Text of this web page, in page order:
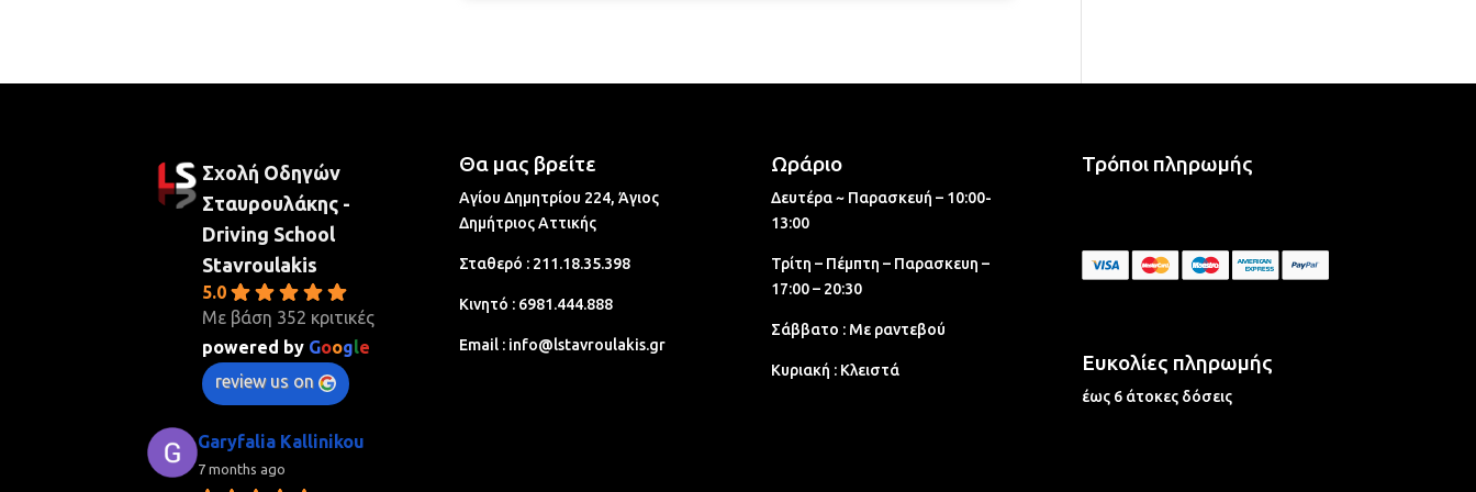
Σχολή Οδηγών
Σταυρουλάκης -
Driving School
Stavroulakis
5.0
Με βάση 352 κριτικές
powered by Google
review us on
Garyfalia Kallinikou
7 months ago
Θα μας βρείτε
Αγίου Δημητρίου 224, Άγιος
Δημήτριος Aττικής
Σταθερό : 211.18.35.398
Κινητό : 6981.444.888
Email : info@lstavroulakis.gr
Ωράριο
Δευτέρα ~ Παρασκευή – 10:00-
13:00
Τρίτη – Πέμπτη – Παρασκευη –
17:00 – 20:30
Σάββατο : Με ραντεβού
Κυριακή : Κλειστά
Τρόποι πληρωμής
Ευκολίες πληρωμής
έως 6 άτοκες δόσεις